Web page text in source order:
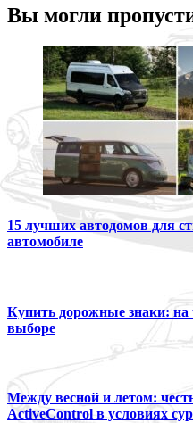
Вы могли
15 лучших автодомов для
автомобиле
Купить дорожные знаки: на
выборе
Между весной и летом:
ActiveControl в условиях